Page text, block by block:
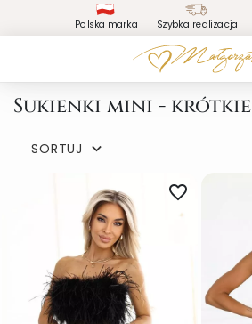
Polska marka Szybka realizacja
Sukienki mini - krótkie
SORTUJ 
favorite_border